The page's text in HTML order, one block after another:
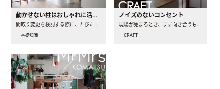
動かせない柱はおしゃれに活用！柱を魅せるリノベーション(リノベ)4選
基礎知識
ノイズのないコンセント
CRAFT